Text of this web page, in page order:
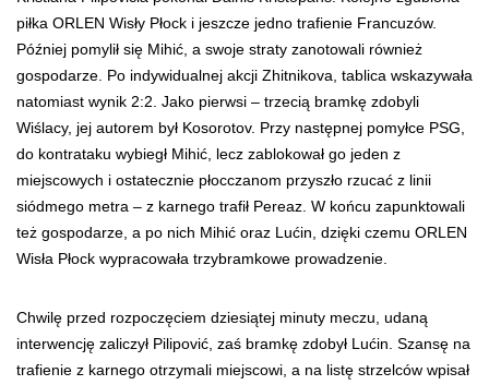
piłka ORLEN Wisły Płock i jeszcze jedno trafienie Francuzów.
Później pomylił się Mihić, a swoje straty zanotowali również
gospodarze. Po indywidualnej akcji Zhitnikova, tablica wskazywała
natomiast wynik 2:2. Jako pierwsi – trzecią bramkę zdobyli
Wiślacy, jej autorem był Kosorotov. Przy następnej pomyłce PSG,
do kontrataku wybiegł Mihić, lecz zablokował go jeden z
miejscowych i ostatecznie płocczanom przyszło rzucać z linii
siódmego metra – z karnego trafił Pereaz. W końcu zapunktowali
też gospodarze, a po nich Mihić oraz Lućin, dzięki czemu ORLEN
Wisła Płock wypracowała trzybramkowe prowadzenie.
Chwilę przed rozpoczęciem dziesiątej minuty meczu, udaną
interwencję zaliczył Pilipović, zaś bramkę zdobył Lućin. Szansę na
trafienie z karnego otrzymali miejscowi, a na listę strzelców wpisał